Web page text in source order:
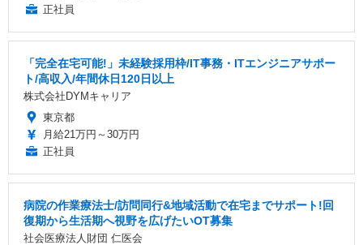
正社員
「完全在宅可能!」未経験採用枠/IT事務・ITエンジニアサポー
ト/高収入/年間休日120日以上
株式会社DYMキャリア
東京都
月給21万円～30万円
正社員
病院の作業療法士/訪問同行&地域活動で在宅までサポート!回
復期から生活期へ視野を広げたいOT募集
社会医療法人財団 仁医会